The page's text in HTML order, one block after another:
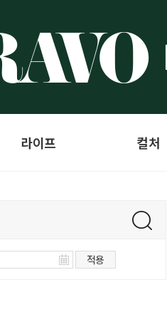
라이프 컬처
적용